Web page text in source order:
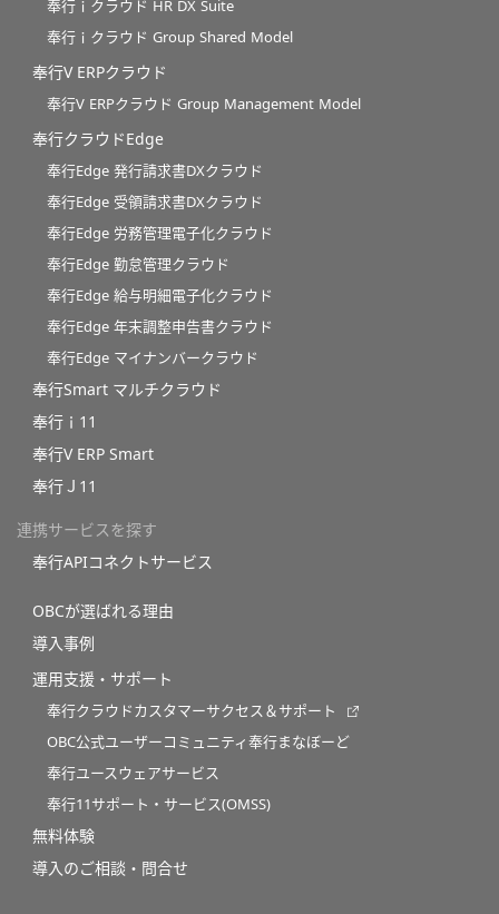
奉行ｉクラウド HR DX Suite
奉行ｉクラウド Group Shared Model
奉行V ERPクラウド
奉行V ERPクラウド Group Management Model
奉行クラウドEdge
奉行Edge 発行請求書DXクラウド
奉行Edge 受領請求書DXクラウド
奉行Edge 労務管理電子化クラウド
奉行Edge 勤怠管理クラウド
奉行Edge 給与明細電子化クラウド
奉行Edge 年末調整申告書クラウド
奉行Edge マイナンバークラウド
奉行Smart マルチクラウド
奉行ｉ11
奉行V ERP Smart
奉行Ｊ11
連携サービスを探す
奉行APIコネクトサービス
OBCが選ばれる理由
導入事例
運用支援・サポート
奉行クラウドカスタマーサクセス＆サポート
OBC公式ユーザーコミュニティ奉行まなぼーど
奉行ユースウェアサービス
奉行11サポート・サービス(OMSS)
無料体験
導入のご相談・問合せ